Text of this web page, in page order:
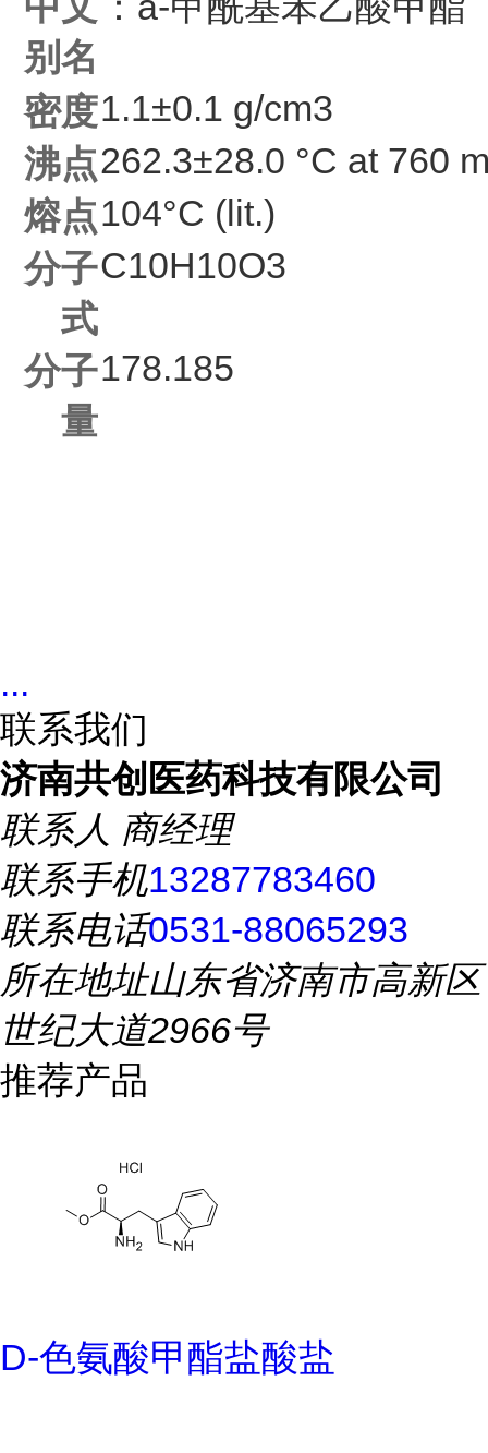
别名
密度1.1±0.1 g/cm3
沸点262.3±28.0 °C at 760
熔点104°C (lit.)
分子
式
C10H10O3
分子
量
178.185
...
联系我们
济南共创医药科技有限公司
联系人 商经理
联系手机13287783460
联系电话0531-88065293
所在地址山东省济南市高新区
世纪大道2966号
推荐产品
D-色氨酸甲酯盐酸盐